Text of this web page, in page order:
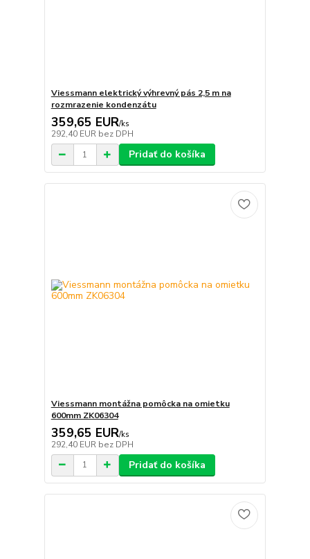
Viessmann elektrický výhrevný pás 2,5 m na
rozmrazenie kondenzátu
359,65 EUR/ks
292,40 EUR bez DPH
Pridať do košíka
Viessmann montážna pomôcka na omietku
600mm ZK06304
359,65 EUR/ks
292,40 EUR bez DPH
Pridať do košíka